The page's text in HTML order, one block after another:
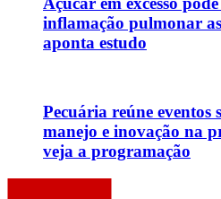
inflamação pulmonar
aponta estudo
Pecuária reúne eventos
manejo e inovação na
veja a programação